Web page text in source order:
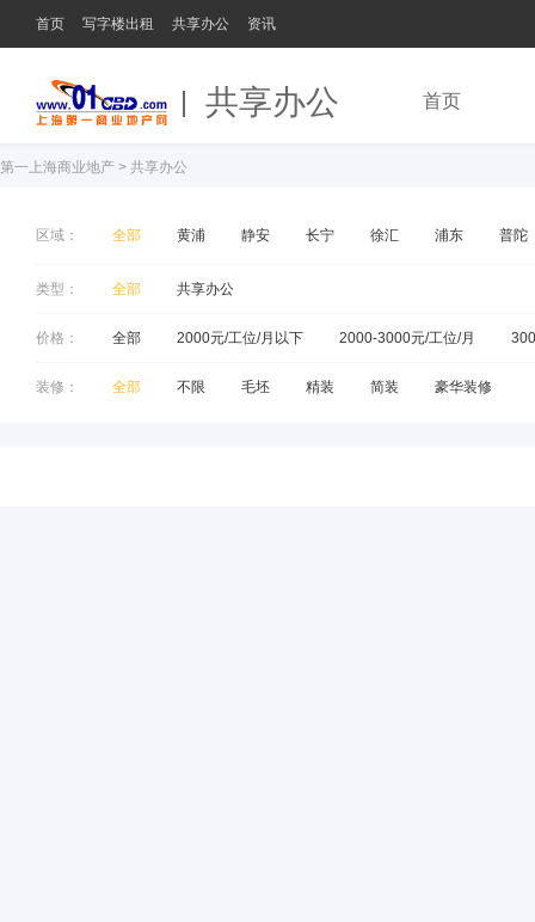
首页 写字楼出租 共享办公 资讯
共享办公 首页
第一上海商业地产 > 共享办公
区域： 全部 黄浦 静安 长宁 徐汇 浦东 普陀
类型： 全部 共享办公
价格： 全部 2000元/工位/月以下 2000-3000元/工位/月
装修： 全部 不限 毛坯 精装 简装 豪华装修